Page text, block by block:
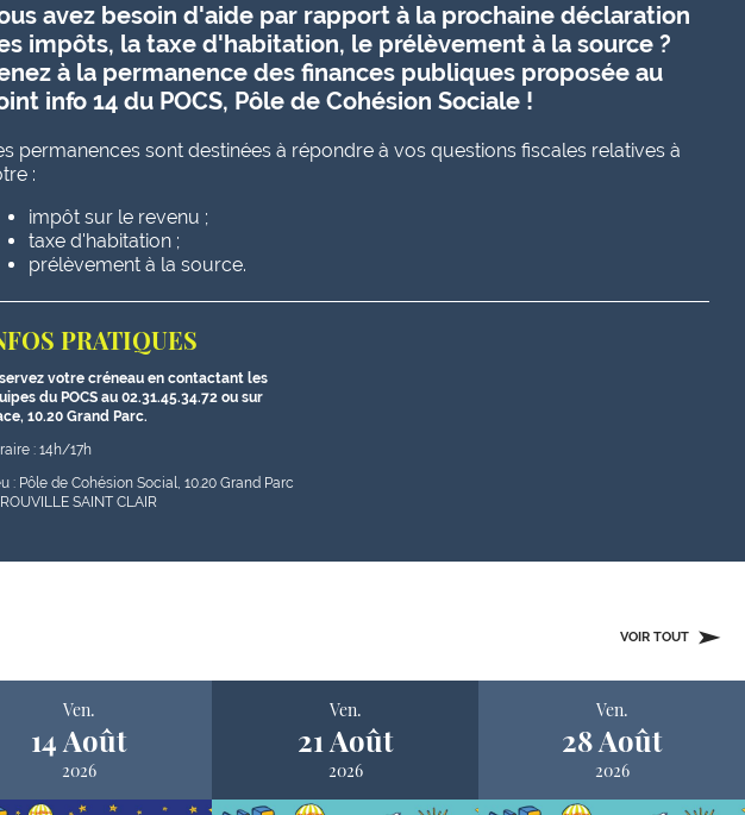
avez besoin d'aide par rapport à la prochaine déclaration
impôts, la taxe d'habitation, le prélèvement à la source ?
à la permanence des finances publiques proposée au
info 14 du POCS, Pôle de Cohésion Sociale !
permanences sont destinées à répondre à vos questions fiscales relatives à
:
impôt sur le revenu ;
taxe d'habitation ;
prélèvement à la source.
PRATIQUES
votre créneau en contactant les
du POCS au 02.31.45.34.72 ou sur
10.20 Grand Parc.
: 14h/17h
: Pôle de Cohésion Social, 10.20 Grand Parc
SAINT CLAIR
VOIR TOUT
Ven.
14 Août
2026
Ven.
21 Août
2026
Ven.
28 Août
2026